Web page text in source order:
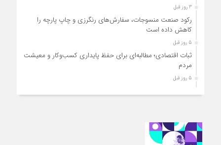
3 روز قبل
رکود صنعت منسوجات، سفارش‌های رنگرزی و چاپ پارچه را
کاهش داده است
5 روز قبل
ثبات اقتصادی؛ مطالبه‌ای برای حفظ پایداری کسب‌وکار و معیشت
مردم
5 روز قبل
آمادگی دولت برای واگذاری اختیارات بازار به اصناف/ تأکید بر نقش
کالابرگ در حمایت از معیشت